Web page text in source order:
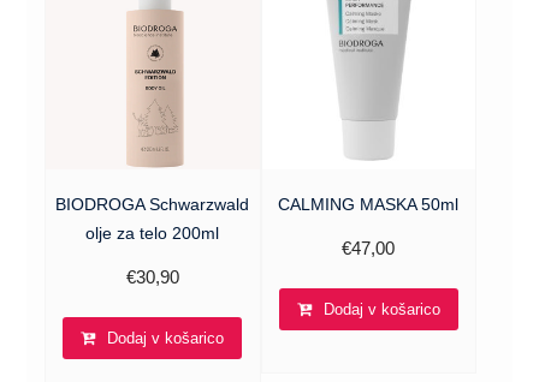
BIODROGA Schwarzwald
olje za telo 200ml
€30,90
Dodaj v košarico
CALMING MASKA 50ml
€47,00
Dodaj v košarico